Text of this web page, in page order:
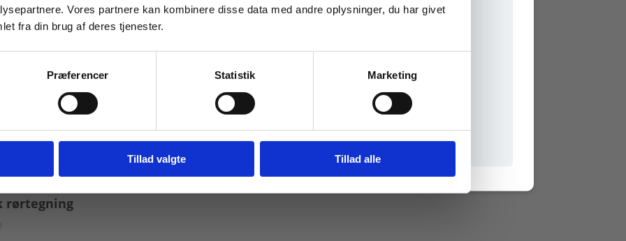
Vores partnere kan kombinere disse data med andre oplysninger, du har givet
fra din brug af deres tjenester.
Præferencer Statistik Marketing
Tillad valgte Tillad alle
rørtegning
For institutioner og
virksomheder. Du får
vist priser ekskl. moms.